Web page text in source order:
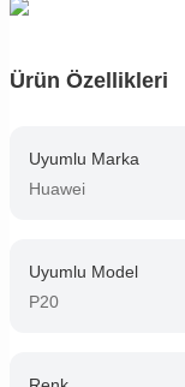
Ürün Özellikleri
Uyumlu Marka
Huawei
Uyumlu Model
P20